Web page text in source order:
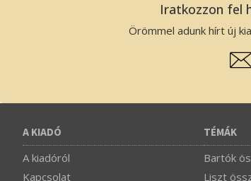
Iratkozzon fel
Örömmel adunk hírt új
A KIADÓ
A kiadóról
Kapcsolat
TÉMÁK
Bartók
Liszt